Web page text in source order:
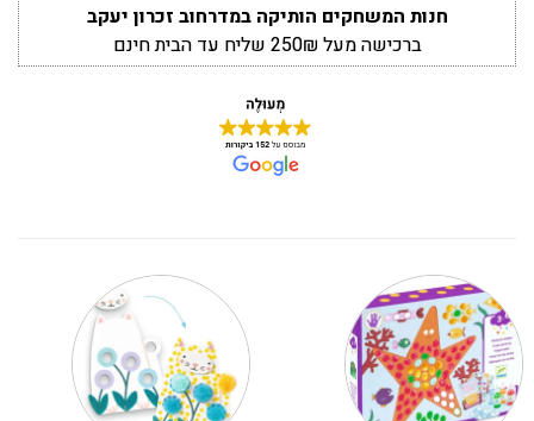
חנות המשחקים הותיקה במדרחוב זכרון יעקב
ברכישה מעל 250₪ שליח עד הבית חינם